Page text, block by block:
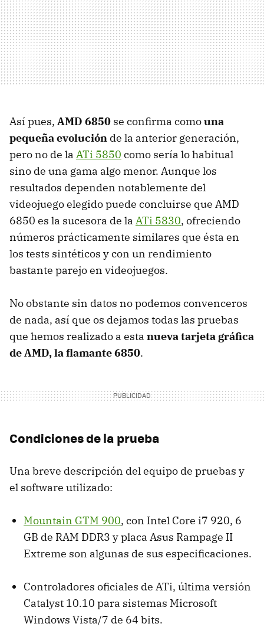
Así pues, AMD 6850 se confirma comouna
pequeña evolución de la anterior generación,
pero no de la ATi 5850 como sería lo habitual
sino de una gama algo menor. Aunque los
resultados dependen notablemente del
videojuego elegido puede concluirse que AMD
6850 es la sucesora de la ATi 5830, ofreciendo
números prácticamente similares que ésta en
los tests sintéticos y con un rendimiento
bastante parejo en videojuegos.
No obstante sin datos no podemos convenceros
de nada, así que os dejamos todas las pruebas
que hemos realizado a esta nueva tarjeta gráfica
deAMD, la flamante 6850.
Condiciones de la prueba
Una breve descripción del equipo de pruebas y
el software utilizado:
Mountain GTM 900, con Intel Core i7 920, 6
GB de RAM DDR3 y placa Asus Rampage II
Extreme son algunas de sus especificaciones.
Controladores oficiales de ATi, última versión
Catalyst 10.10 para sistemas Microsoft
Windows Vista/7 de 64 bits.